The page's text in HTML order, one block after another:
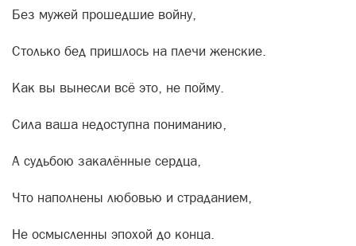
Без мужей прошедшие войну,
Столько бед пришлось на плечи женские.
Как вы вынесли всё это, не пойму.
Сила ваша недоступна пониманию,
А судьбою закалённые сердца,
Что наполнены любовью и страданием,
Не осмысленны эпохой до конца.